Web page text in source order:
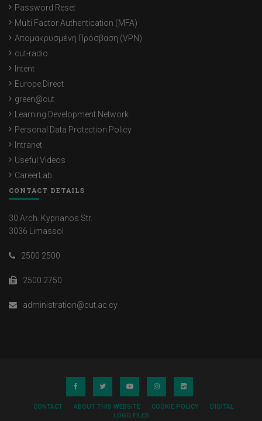
Password Reset
Multi Factor Authentication (MFA)
Απομακρυσμένη Πρόσβαση (VPN)
cut-radio
Intent
Europe Direct
green@cut
Learning Development Network
Personal Data Protection Policy
Intranet
Useful Videos
CareerLab
CONTACT DETAILS
30 Arch. Kyprianos Str.
3036 Limassol
2500 2500
2500 2750
administration@cut.ac.cy
CONTACT ABOUT THIS WEBSITE COOKIE POLICY
DIGITAL
LOGO FILES